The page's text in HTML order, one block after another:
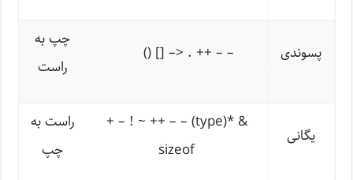
پسوندی – –
++
. <
–
[]
()
چپ به
راست
یگانی
+ – ! ~ ++ – – (type)* &
sizeof
راست به
چپ